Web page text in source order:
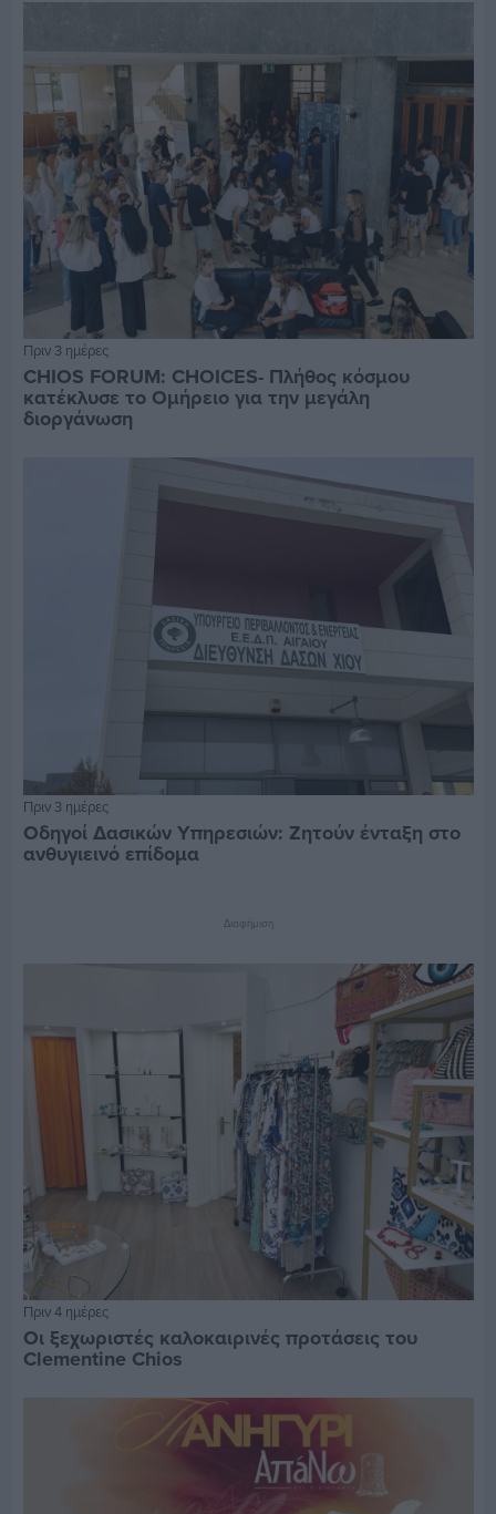
Πριν 3 ημέρες
CHIOS FORUM: CHOICES- Πλήθος κόσμου
κατέκλυσε το Ομήρειο για την μεγάλη
διοργάνωση
Πριν 3 ημέρες
Οδηγοί Δασικών Υπηρεσιών: Ζητούν ένταξη στο
ανθυγιεινό επίδομα
Διαφήμιση
Πριν 4 ημέρες
Οι ξεχωριστές καλοκαιρινές προτάσεις του
Clementine Chios